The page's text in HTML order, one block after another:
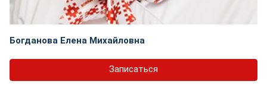
Богданова Елена Михайловна
Записаться